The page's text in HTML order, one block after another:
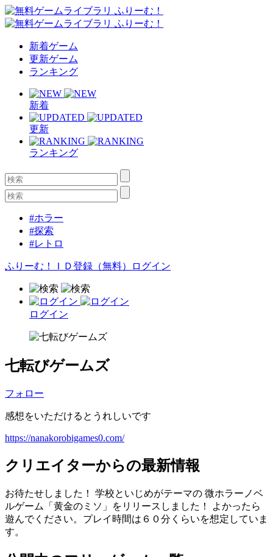
新着ゲーム
更新ゲーム
ランキング
新着
更新
ランキング
#ホラー
#探索
#レトロ
ふりーむ！ＩＤ登録（無料） ログイン
ログイン
七転びゲームズ
フォロー
感想をいただけるとうれしいです
https://nanakorobigames0.com/
クリエイターからの最新情報
お待たせしました！ 学校といじめがテーマの 微ホラーノベ
ルゲーム「黄金のミソ」をリリースしました！ よかったら
遊んでください。プレイ時間は６０分くらいを想定していま
す。